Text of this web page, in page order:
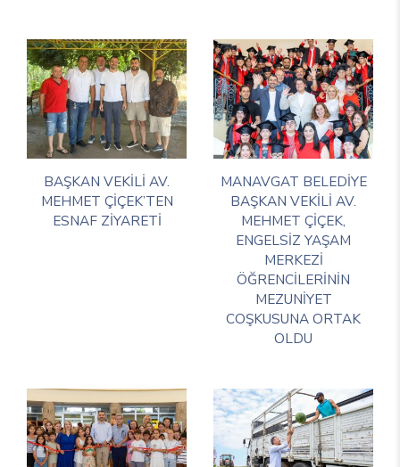
BAŞKAN VEKİLİ AV.
MEHMET ÇİÇEK’TEN
ESNAF ZİYARETİ
MANAVGAT BELEDİYE
BAŞKAN VEKİLİ AV.
MEHMET ÇİÇEK,
ENGELSİZ YAŞAM
MERKEZİ
ÖĞRENCİLERİNİN
MEZUNİYET
COŞKUSUNA ORTAK
OLDU